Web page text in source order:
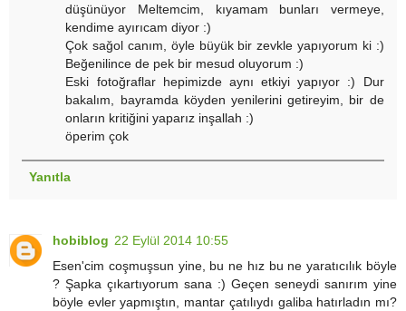
düşünüyor Meltemcim, kıyamam bunları vermeye,
kendime ayırıcam diyor :)
Çok sağol canım, öyle büyük bir zevkle yapıyorum ki :)
Beğenilince de pek bir mesud oluyorum :)
Eski fotoğraflar hepimizde aynı etkiyi yapıyor :) Dur
bakalım, bayramda köyden yenilerini getireyim, bir de
onların kritiğini yaparız inşallah :)
öperim çok
Yanıtla
hobiblog 22 Eylül 2014 10:55
Esen'cim coşmuşsun yine, bu ne hız bu ne yaratıcılık böyle
? Şapka çıkartıyorum sana :) Geçen seneydi sanırım yine
böyle evler yapmıştın, mantar çatılıydı galiba hatırladın mı?